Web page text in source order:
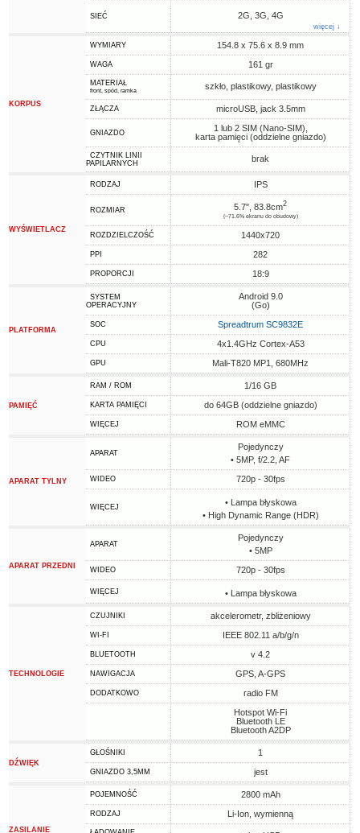
SIEĆ 2G, 3G, 4G
więcej ↓
KORPUS
WYMIARY 154.8 x 75.6 x 8.9 mm
WAGA 161 gr
MATERIAŁ
front, spód, ramka szkło, plastikowy, plastikowy
ZŁĄCZA microUSB, jack 3.5mm
GNIAZDO
1 lub 2 SIM (Nano-SIM),
karta pamięci (oddzielne gniazdo)
CZYTNIK LINII
PAPILARNYCH
brak
WYŚWIETLACZ
RODZAJ IPS
ROZMIAR 5.7", 83.8cm2
(~71.6% ekranu do obudowy)
ROZDZIELCZOŚĆ 1440x720
PPI 282
PROPORCJI 18:9
PLATFORMA
SYSTEM
OPERACYJNY
Android 9.0
(Go)
SOC Spreadtrum SC9832E
CPU 4x1.4GHz Cortex-A53
GPU Mali-T820 MP1, 680MHz
PAMIĘĆ
RAM / ROM 1/16 GB
KARTA PAMIĘCI do 64GB (oddzielne gniazdo)
WIĘCEJ ROM eMMC
APARAT TYLNY
APARAT
Pojedynczy
• 5MP, f/2.2, AF
WIDEO 720p - 30fps
WIĘCEJ
• Lampa błyskowa
• High Dynamic Range (HDR)
APARAT PRZEDNI
APARAT
Pojedynczy
• 5MP
WIDEO 720p - 30fps
WIĘCEJ • Lampa błyskowa
TECHNOLOGIE
CZUJNIKI akcelerometr, zbliżeniowy
WI-FI IEEE 802.11 a/b/g/n
BLUETOOTH v 4.2
NAWIGACJA GPS, A-GPS
DODATKOWO
radio FM
Hotspot Wi-Fi
Bluetooth LE
Bluetooth A2DP
DŹWIĘK
GŁOŚNIKI 1
GNIAZDO 3,5MM jest
ZASILANIE
POJEMNOŚĆ 2800 mAh
RODZAJ Li-Ion, wymienną